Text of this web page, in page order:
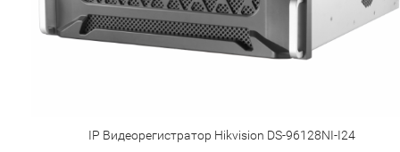
IP Видеорегистратор Hikvision DS-96128NI-I24